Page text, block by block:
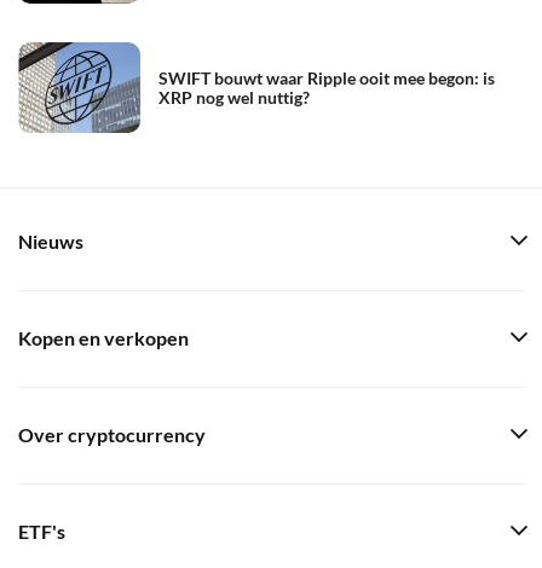
SWIFT bouwt waar Ripple ooit mee begon: is
XRP nog wel nuttig?
Nieuws
Kopen en verkopen
Over cryptocurrency
ETF's